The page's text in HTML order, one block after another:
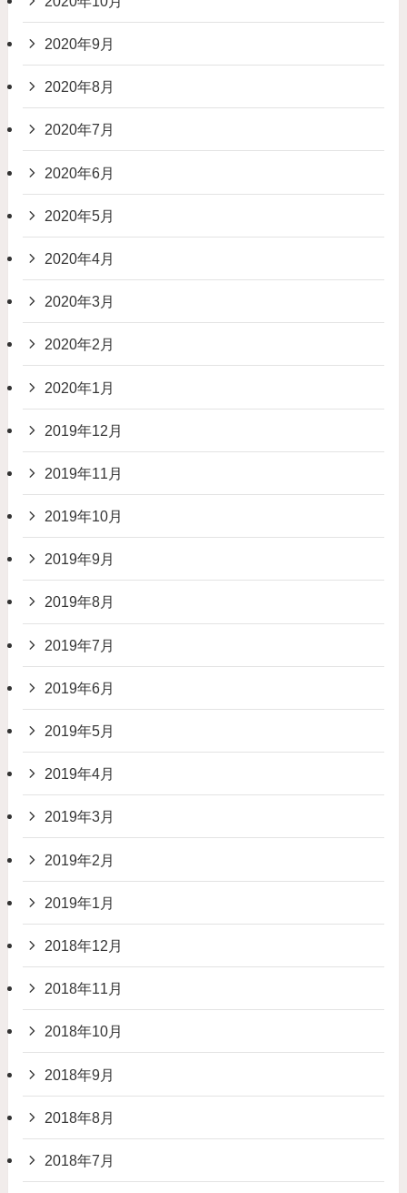
2020年9月
2020年8月
2020年7月
2020年6月
2020年5月
2020年4月
2020年3月
2020年2月
2020年1月
2019年12月
2019年11月
2019年10月
2019年9月
2019年8月
2019年7月
2019年6月
2019年5月
2019年4月
2019年3月
2019年2月
2019年1月
2018年12月
2018年11月
2018年10月
2018年9月
2018年8月
2018年7月